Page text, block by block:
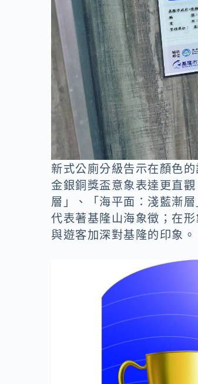
新式公廁分級告示在顏色
金銀銅獎盃意象表達更直
層」、「海平面：淺藍漸
代表著基隆山海象徵；在
與遊客加深對基隆的印象。